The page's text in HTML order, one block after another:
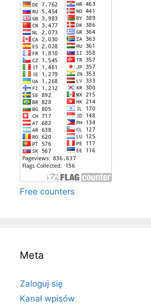
Free counters
Meta
Zaloguj się
Kanał wpisów